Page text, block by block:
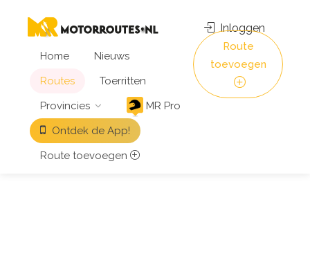
Home
Nieuws
Routes
Toerritten
Provincies
MR Pro
Ontdek de App!
Route toevoegen
Inloggen
Route
toevoegen